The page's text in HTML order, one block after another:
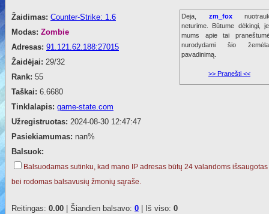
Žaidimas: Counter-Strike: 1.6
Modas: Zombie
Adresas: 91.121.62.188:27015
Žaidėjai: 29/32
Rank: 55
Taškai: 6.6680
Tinklalapis: game-state.com
Užregistruotas: 2024-08-30 12:47:47
Pasiekiamumas: nan%
Balsuok:
Balsuodamas sutinku, kad mano IP adresas būtų 24 valandoms išsaugotas
bei rodomas balsavusių žmonių sąraše.
Reitingas: 0.00 | Šiandien balsavo: 0 | Iš viso: 0
Deja, zm_fox
neturime. Būtume dėkingi,
mums apie tai
nurodydami šio
pavadinimą.
>> Pranešti <<